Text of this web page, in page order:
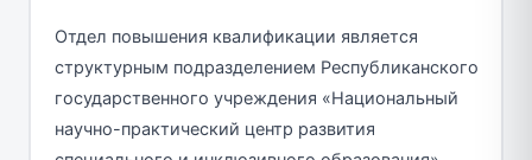
Отдел повышения квалификации является
структурным подразделением Республиканского
государственного учреждения «Национальный
научно-практический центр развития